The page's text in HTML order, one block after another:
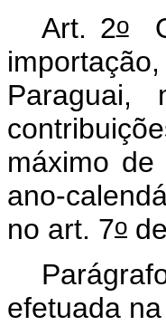
Art. 2oO
Paraguai,
máximo
ano-
no art. 7o
efetuada